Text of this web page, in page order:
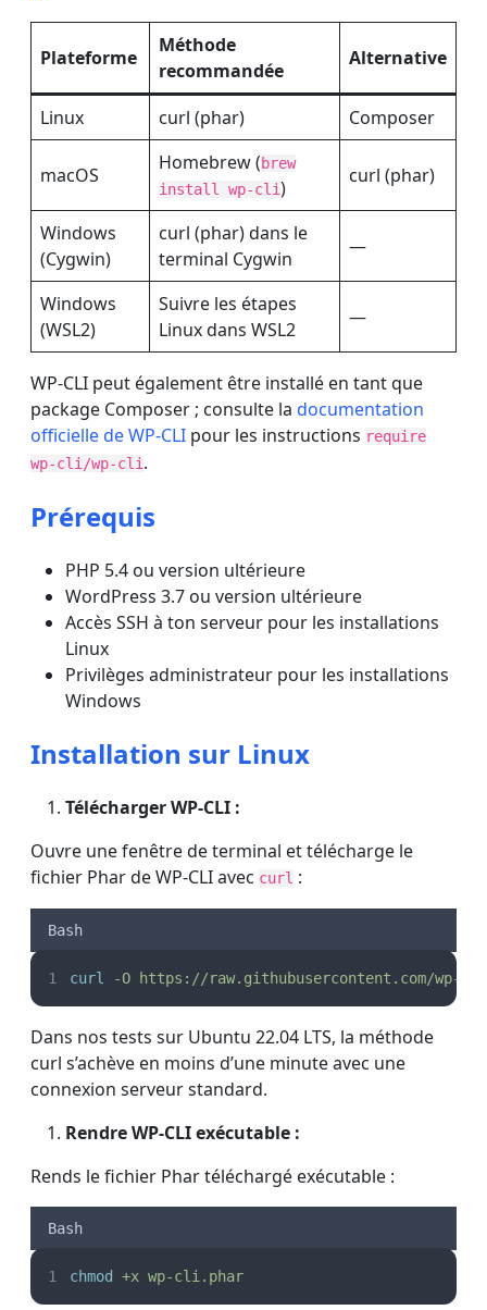
Plateforme
Méthode
recommandée
Alternative
Linux curl (phar) Composer
macOS
Homebrew (brew
install wp-cli)
curl (phar)
Windows
(Cygwin)
curl (phar) dans le
terminal Cygwin
—
Windows
(WSL2)
Suivre les étapes
Linux dans WSL2
—
WP-CLI peut également être installé en tant que
package Composer ; consulte la documentation
officielle de WP-CLI pour les instructions require
wp-cli/wp-cli .
Prérequis
PHP 5.4 ou version ultérieure
WordPress 3.7 ou version ultérieure
Accès SSH à ton serveur pour les installations
Linux
Privilèges administrateur pour les installations
Windows
Installation sur Linux
Télécharger WP-CLI :
Ouvre une fenêtre de terminal et télécharge le
fichier Phar de WP-CLI avec curl :
Bash
curl -O https://raw.githubusercontent.com/wp-
Dans nos tests sur Ubuntu 22.04 LTS, la méthode
curl s’achève en moins d’une minute avec une
connexion serveur standard.
Rendre WP-CLI exécutable :
Rends le fichier Phar téléchargé exécutable :
Bash
chmod +x wp-cli.phar